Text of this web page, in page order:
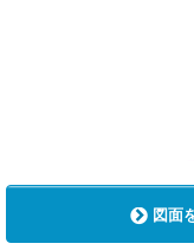
図面